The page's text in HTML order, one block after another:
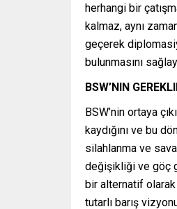
herhangi bir
kalmaz, aynı
geçerek
bulunmasını
BSW’NIN
BSW’nin ortaya
kaydığını ve bu
silahlanma ve
değişikliği ve göç
bir alternatif olarak
tutarlı barış